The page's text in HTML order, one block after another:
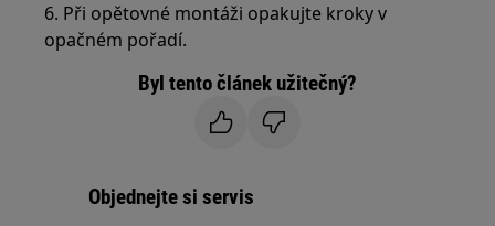
6. Při opětovné montáži opakujte kroky v
opačném pořadí.
Byl tento článek užitečný?
Objednejte si servis